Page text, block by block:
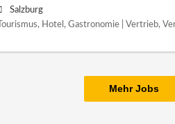
Salzburg
Tourismus, Hotel, Gastronomie | Vertrieb,
Mehr Jobs